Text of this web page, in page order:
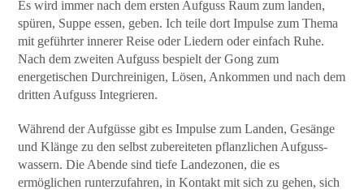
Es wird immer nach dem ersten Aufguss Raum zum landen,
spüren, Suppe essen, geben. Ich teile dort Impulse zum Thema
mit geführter innerer Reise oder Liedern oder einfach Ruhe.
Nach dem zweiten Aufguss bespielt der Gong zum
energetischen Durchreinigen, Lösen, Ankommen und nach dem
dritten Aufguss Integrieren.
Während der Aufgüsse gibt es Impulse zum Landen, Gesänge
und Klänge zu den selbst zubereiteten pflanzlichen Aufguss-
wassern. Die Abende sind tiefe Landezonen, die es
ermöglichen runterzufahren, in Kontakt mit sich zu gehen, sich